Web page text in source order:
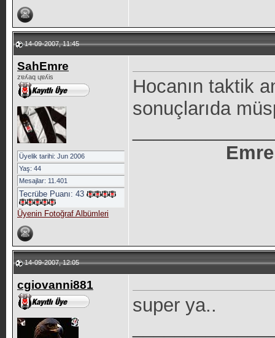
14-09-2007, 11:45
SahEmre
zɐʎaq ɥɐʎis
Üyelik tarihi: Jun 2006
Yaş: 44
Mesajlar: 11.401
Tecrübe Puanı: 43
Üyenin Fotoğraf Albümleri
Hocanın taktik
sonuçlarıda
14-09-2007, 12:05
cgiovanni881
super ya..